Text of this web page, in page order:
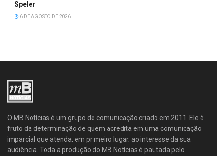
Speler
6 DE AGOSTO DE 2026
O MB Notícias é um grupo de comunicação criado em 2011. Ele é
fruto da determinação de quem acredita em uma comunicação
imparcial que atenda, em primeiro lugar, ao interesse da sua
audiência. Toda a produção do MB Notícias é pautada pelo